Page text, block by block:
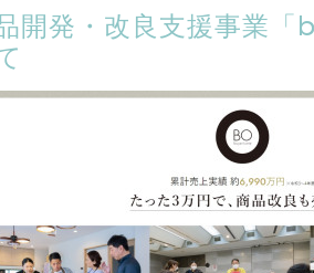
開発・改良支援事業